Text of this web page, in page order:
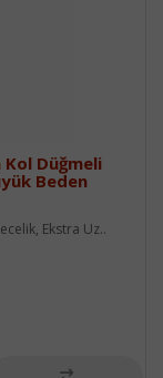
Kol Düğmeli
Beden
Ekstra Uz..